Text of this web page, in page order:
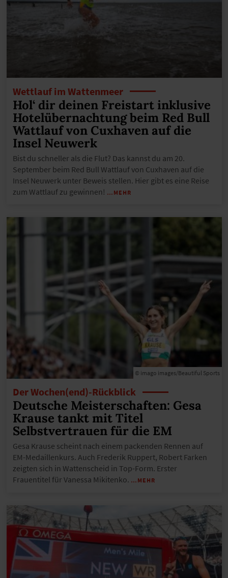
Wettlauf im Wattenmeer
Hol‘ dir deinen Freistart inklusive
Hotelübernachtung beim Red Bull
Wattlauf von Cuxhaven auf die
Insel Neuwerk
Bist du schneller als die Flut? Das kannst du am 20.
September beim Red Bull Wattlauf von Cuxhaven auf die
Insel Neuwerk unter Beweis stellen. Hier gibt es eine Reise
zum Wattlauf zu gewinnen! …MEHR
© imago images/Beautiful Sports
Der Wochen(end)-Rückblick
Deutsche Meisterschaften: Gesa
Krause tankt mit Titel
Selbstvertrauen für die EM
Gesa Krause scheint nach einem packenden Rennen auf
EM-Medaillenkurs. Auch Frederik Ruppert, Robert Farken
zeigten sich in Wattenscheid in Top-Form. Erster
Frauentitel für Vanessa Mikitenko. …MEHR